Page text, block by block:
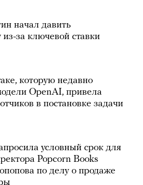
начал давить
за ключевой ставки
которую недавно
OpenAI, привела
в постановке задачи
условный срок для
Popcorn Books
по делу о продаже